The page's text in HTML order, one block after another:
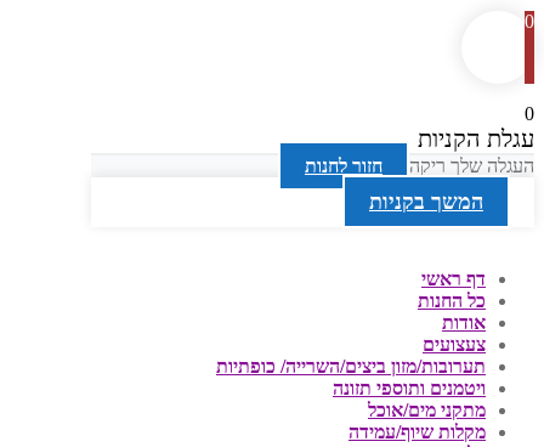
0
0
עגלת הקניות
העגלה שלך ריקה חזור לחנות
המשך בקניות
דף ראשי
כל החנות
אודות
צעצועים
תערובות/מזון ביצים/השרייה/ כופתיות
ויטמנים ותוספי תזונה
מתקני מים/אוכל
מקלות שיוף/עמידה